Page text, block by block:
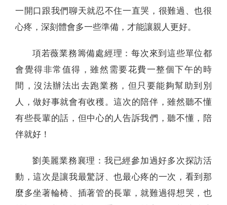
一開口跟我們聊天就忍不住一直哭，很難過、也很
心疼，深刻體會多一些準備，才能讓親人更好。
項若薇業務籌備處經理：每次來到這些單位都
會覺得非常值得，雖然需要花費一整個下午的時
間，沒法辦法出去跑業務，但只要能夠幫助到別
人，做好事就會有收穫。這次的陪伴，雖然聽不懂
有些長輩的話，但中心的人告訴我們，聽不懂，陪
伴就好！
劉美麗業務襄理：我已經參加過好多次探訪活
動，這次是讓我最驚訝、也最心疼的一次，看到那
麼多坐著輪椅、插著管的長輩，就難過得想哭，也